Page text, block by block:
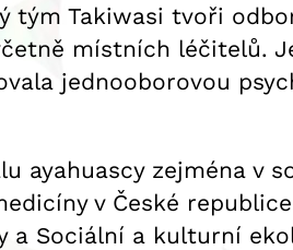
tým Takiwasi tvoři
místních léčitelů.
jednooborovou
ayahuascy zejména v
v České
a Sociální a kulturní